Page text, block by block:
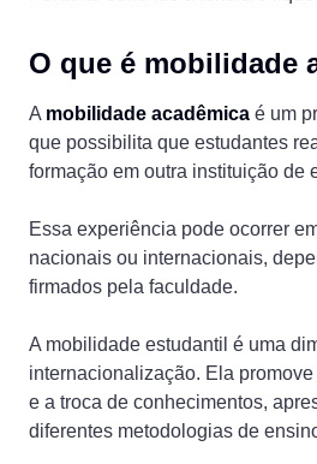
O que é mobilidade
A mobilidade acadêmica é um
que possibilita que estudantes
formação em outra instituição de
Essa experiência pode ocorrer
nacionais ou internacionais,
firmados pela faculdade.
A mobilidade estudantil é uma
internacionalização. Ela promove
e a troca de conhecimentos,
diferentes metodologias de